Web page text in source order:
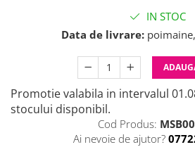
IN STOC
Data de livrare:
Promotie valabila in intervalul
stocului disponibil.
Cod Produs:
Ai nevoie de ajutor?